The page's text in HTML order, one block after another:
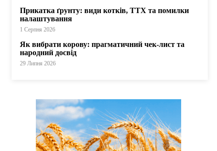
Прикатка ґрунту: види котків, ТТХ та помилки
налаштування
1 Серпня 2026
Як вибрати корову: прагматичний чек-лист та
народний досвід
29 Липня 2026